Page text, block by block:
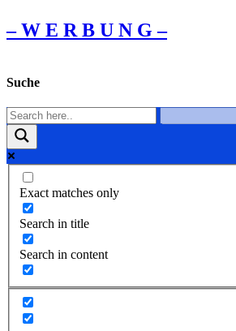
– W Ε R Β U Ν G –
Suche
Exact matches only
Search in title
Search in content